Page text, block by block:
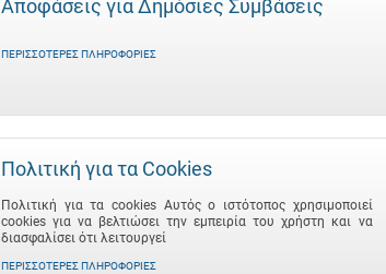
Αποφάσεις για Δημόσιες Συμβάσεις
ΠΕΡΙΣΣΌΤΕΡΕΣ ΠΛΗΡΟΦΟΡΊΕΣ
Πολιτική για τα Cookies
Πολιτική για τα cookies Αυτός ο ιστότοπος χρησιμοποιεί
cookies για να βελτιώσει την εμπειρία του χρήστη και να
διασφαλίσει ότι λειτουργεί
ΠΕΡΙΣΣΌΤΕΡΕΣ ΠΛΗΡΟΦΟΡΊΕΣ